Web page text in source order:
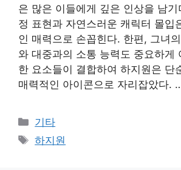
은 많은 이들에게 깊은 인상을 남
정 표현과 자연스러운 캐릭터 몰입
인 매력으로 손꼽힌다. 한편, 그녀
와 대중과의 소통 능력도 중요하게
한 요소들이 결합하여 하지원은 단
매력적인 아이콘으로 자리잡았다.
Categories
기타
Tags
하지원